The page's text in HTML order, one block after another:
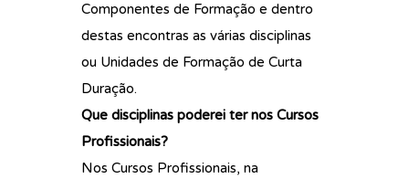
Componentes de Formação e dentro
destas encontras as várias disciplinas
ou Unidades de Formação de Curta
Duração.
Que disciplinas poderei ter nos Cursos
Profissionais?
Nos Cursos Profissionais, na